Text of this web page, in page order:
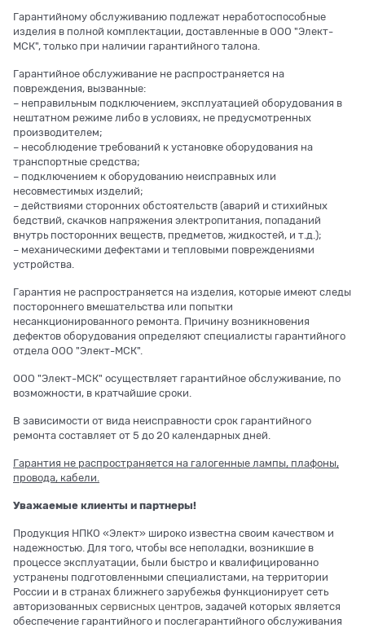
Гарантийному обслуживанию подлежат неработоспособные
изделия в полной комплектации, доставленные в ООО "Элект-
МСК", только при наличии гарантийного талона.
Гарантийное обслуживание не распространяется на
повреждения, вызванные:
– неправильным подключением, эксплуатацией оборудования в
нештатном режиме либо в условиях, не предусмотренных
производителем;
– несоблюдение требований к установке оборудования на
транспортные средства;
– подключением к оборудованию неисправных или
несовместимых изделий;
– действиями сторонних обстоятельств (аварий и стихийных
бедствий, скачков напряжения электропитания, попаданий
внутрь посторонних веществ, предметов, жидкостей, и т.д.);
– механическими дефектами и тепловыми повреждениями
устройства.
Гарантия не распространяется на изделия, которые имеют следы
постороннего вмешательства или попытки
несанкционированного ремонта. Причину возникновения
дефектов оборудования определяют специалисты гарантийного
отдела ООО "Элект-МСК".
ООО "Элект-МСК" осуществляет гарантийное обслуживание, по
возможности, в кратчайшие сроки.
В зависимости от вида неисправности срок гарантийного
ремонта составляет от 5 до 20 календарных дней.
Гарантия не распространяется на галогенные лампы, плафоны,
провода, кабели.
Уважаемые клиенты и партнеры!
Продукция НПКО «Элект» широко известна своим качеством и
надежностью. Для того, чтобы все неполадки, возникшие в
процессе эксплуатации, были быстро и квалифицированно
устранены подготовленными специалистами, на территории
России и в странах ближнего зарубежья функционирует сеть
авторизованных сервисных центров, задачей которых является
обеспечение гарантийного и послегарантийного обслуживания